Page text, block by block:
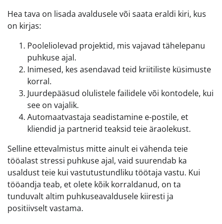
Hea tava on lisada avaldusele või saata eraldi kiri, kus
on kirjas:
Pooleliolevad projektid, mis vajavad tähelepanu
puhkuse ajal.
Inimesed, kes asendavad teid kriitiliste küsimuste
korral.
Juurdepääsud olulistele failidele või kontodele, kui
see on vajalik.
Automaatvastaja seadistamine e-postile, et
kliendid ja partnerid teaksid teie äraolekust.
Selline ettevalmistus mitte ainult ei vähenda teie
tööalast stressi puhkuse ajal, vaid suurendab ka
usaldust teie kui vastutustundliku töötaja vastu. Kui
tööandja teab, et olete kõik korraldanud, on ta
tunduvalt altim puhkuseavaldusele kiiresti ja
positiivselt vastama.